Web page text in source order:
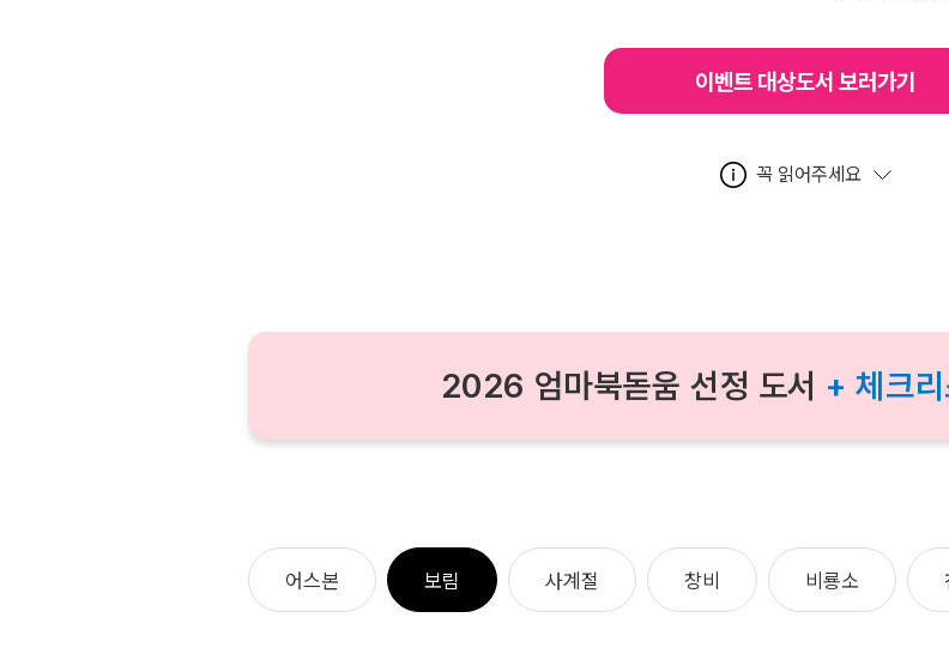
이벤트 대상도서 보러가기
꼭 읽어주세요
2026 엄마북돋움 선정 도서 + 체크
어스본 보림 사계절 창비 비룡소